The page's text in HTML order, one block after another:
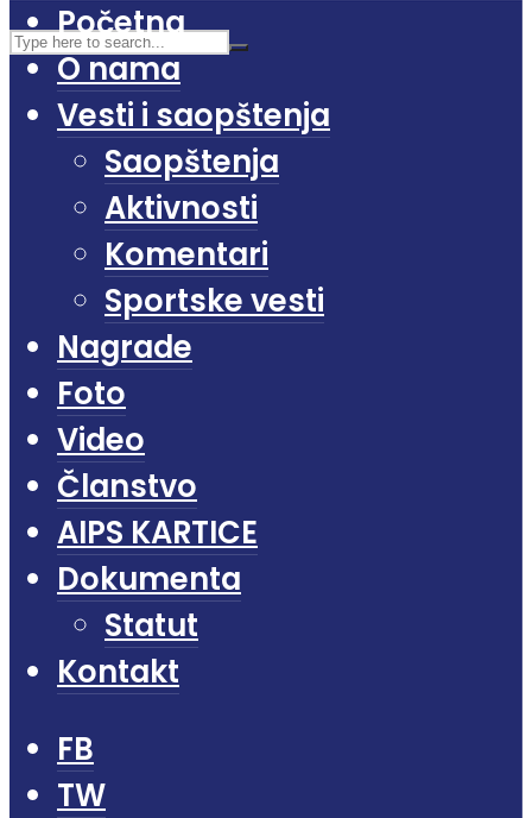
Početna
O nama
Vesti i saopštenja
Saopštenja
Aktivnosti
Komentari
Sportske vesti
Nagrade
Foto
Video
Članstvo
AIPS KARTICE
Dokumenta
Statut
Kontakt
FB
TW